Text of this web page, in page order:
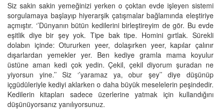
Siz sakin sakin yemeğinizi yerken o çoktan evde işleyen sistemi
sorgulamaya başlayıp hiyerarşik çatışmalar bağlamında eleştiriye
açmıştır. ‘’Dünyanın bütün kedilerini birleştireyim de gör. Bu evde
eşitlik diye bir şey yok. Tipe bak tipe. Homini gırtlak. Sürekli
dolabın içinde: Otururken yeer, dolaşırken yeer, kapılar çalınır
dışarlardan yemekler yer. Ben kediye gramla mama koyulur
üstüne aman kedi çok yedin. Çekil, çekil diyorum şuradan ne
yiyorsun yine.’’ Siz ‘’yaramaz ya, obur şey’’ diye düşünüp
içgüdüleriyle kediyi aklarken o daha büyük meselelerin peşindedir.
Kedilerin kitapları sadece üzerlerine yatmak için kullandığını
düşünüyorsanız yanılıyorsunuz.